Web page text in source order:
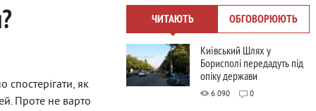
спостерігати, як
Проте не варто
ЧИТАЮТЬ ОБГОВОРЮЮТЬ
Київський Шлях у
Борисполі передадуть під
опіку держави
6 090 0